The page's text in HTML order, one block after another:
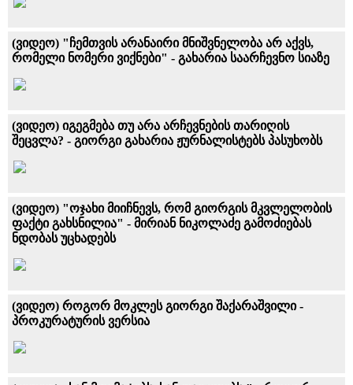
(ვიდეო) "ჩემთვის არანაირი მნიშვნელობა არ აქვს,
რომელი ნომერი ვიქნები" - გახარია საარჩევნო სიაზე
(ვიდეო) იგეგმება თუ არა არჩევნების თარიღის
შეცვლა? - გიორგი გახარია ჟურნალისტებს პასუხობს
(ვიდეო) "ოჯახი მიიჩნევს, რომ გიორგის მკვლელობის
ფაქტი გახსნილია" - მირიან ნიკოლაძე გამოძიებას
ნდობას უცხადებს
(ვიდეო) როგორ მოკლეს გიორგი შაქარაშვილი -
პროკურატურის ვერსია